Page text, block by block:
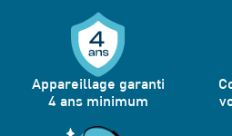
Appareillage garanti
4 ans minimum